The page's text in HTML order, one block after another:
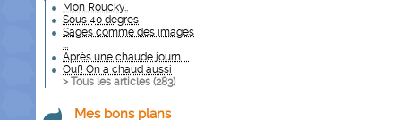
Mon Roucky..
Sous 40 degres
Sages comme des images
...
Après une chaude journ ...
Ouf! On a chaud aussi
> Tous les articles (283)
Mes bons plans